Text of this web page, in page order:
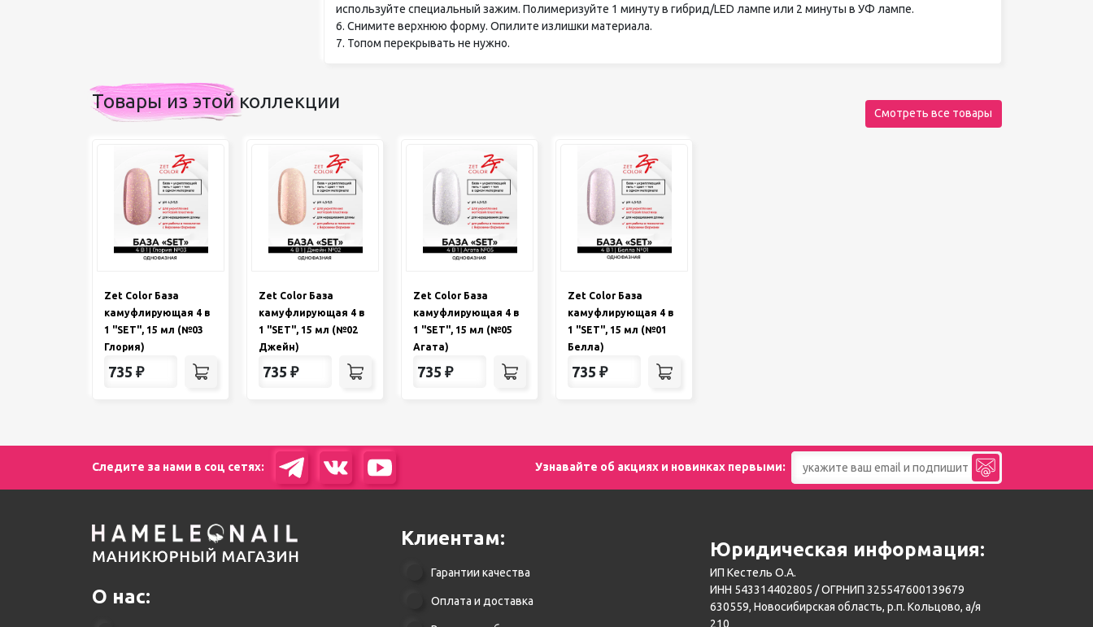
используйте специальный зажим. Полимеризуйте 1 минуту в гибрид/LED лампе или 2 минуты в УФ лампе.
6. Снимите верхнюю форму. Опилите излишки материала.
7. Топом перекрывать не нужно.
Товары из этой коллекции
Zet Color База
камуфлирующая 4 в
1 "SET", 15 мл (№03
Глория)
735 ₽
Zet Color База
камуфлирующая 4 в
1 "SET", 15 мл (№02
Джейн)
735 ₽
Zet Color База
камуфлирующая 4 в
1 "SET", 15 мл (№05
Агата)
735 ₽
Zet Color База
камуфлирующая 4 в
1 "SET", 15 мл (№01
Белла)
735 ₽
Смотреть все товары
Следите за нами в соц сетях: Узнавайте об акциях и новинках первыми:
О нас:
Клиентам:
Гарантии качества
Оплата и доставка
Юридическая информация:
ИП Кестель О.А.
ИНН 543314402805 / ОГРНИП 325547600139679
630559, Новосибирская область, р.п. Кольцово, а/я
210